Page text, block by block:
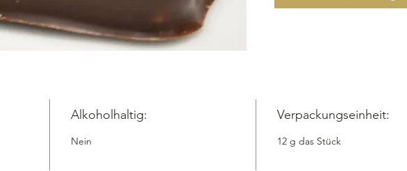
Alkoholhaltig:
Nein
Verpackungseinheit:
12 g das Stück